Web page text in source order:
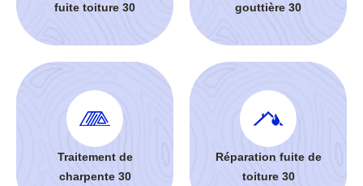
fuite toiture 30
gouttière 30
Traitement de
charpente 30
Réparation fuite de
toiture 30